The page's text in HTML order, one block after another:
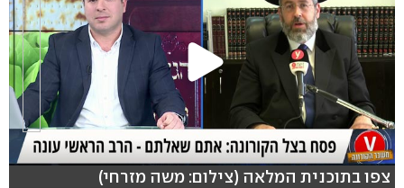
צפו בתוכנית המלאה (צילום: משה מזרחי)